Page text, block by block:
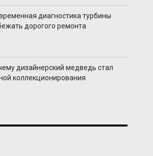
диагностика турбины
дорогого ремонта
дизайнерский медведь стал
коллекционирования